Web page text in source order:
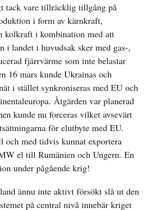
tack vare tillräcklig tillgång på
i form av kärnkraft,
kolkraft i kombination med att
i landet i huvudsak sker med gas-,
fjärrvärme som inte belastar
16 mars kunde Ukrainas och
i stället synkroniseras med EU och
Åtgärden var planerad
kunde nu forceras vilket avsevärt
för elutbyte med EU.
och med tidvis kunnat exportera
el till Rumänien och Ungern. En
under pågående krig!
ännu inte aktivt försökt slå ut den
på central nivå innebär kriget